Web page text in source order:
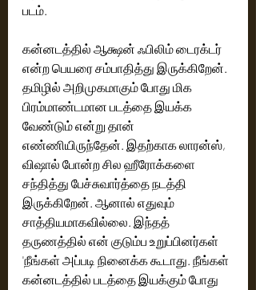
படம்.
கன்னடத்தில் ஆக்ஷன் ஃபிலிம் டைரக்டர்
என்ற பெயரை சம்பாதித்து இருக்கிறேன்.
தமிழில் அறிமுகமாகும் போது மிக
பிரம்மாண்டமான படத்தை இயக்க
வேண்டும் என்று தான்
எண்ணியிருந்தேன். இதற்காக லாரன்ஸ்,
விஷால் போன்ற சில ஹீரோக்களை
சந்தித்து பேச்சுவார்த்தை நடத்தி
இருக்கிறேன். ஆனால் எதுவும்
சாத்தியமாகவில்லை. இந்தத்
தருணத்தில் என் குடும்ப உறுப்பினர்கள்
'நீங்கள் அப்படி நினைக்க கூடாது. நீங்கள்
கன்னடத்தில் படத்தை இயக்கும் போது